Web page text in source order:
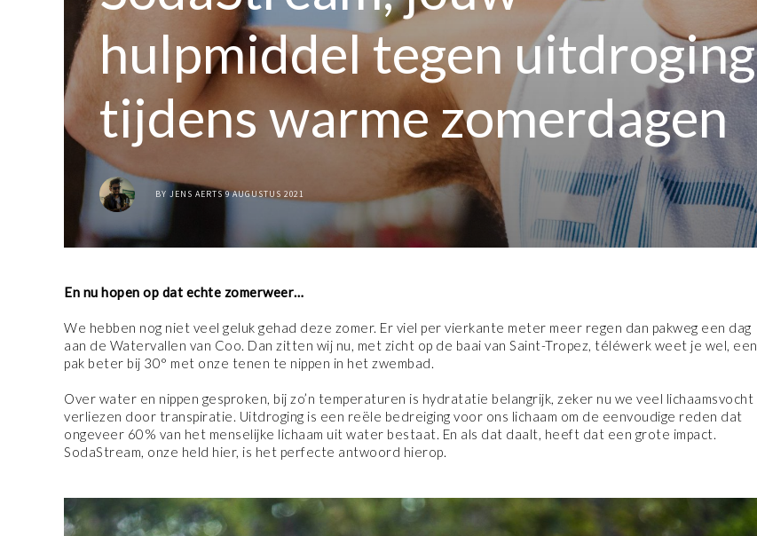
hulpmiddel tegen uitdroging
tijdens warme zomerdagen
BY JENS AERTS 9 AUGUSTUS 2021
En nu hopen op dat echte zomerweer…
We hebben nog niet veel geluk gehad deze zomer. Er viel per vierkante meter meer regen dan pakweg een dag
aan de Watervallen van Coo. Dan zitten wij nu, met zicht op de baai van Saint-Tropez, téléwerk weet je wel, een
pak beter bij 30° met onze tenen te nippen in het zwembad.
Over water en nippen gesproken, bij zo’n temperaturen is hydratatie belangrijk, zeker nu we veel lichaamsvocht
verliezen door transpiratie. Uitdroging is een reële bedreiging voor ons lichaam om de eenvoudige reden dat
ongeveer 60% van het menselijke lichaam uit water bestaat. En als dat daalt, heeft dat een grote impact.
SodaStream, onze held hier, is het perfecte antwoord hierop.